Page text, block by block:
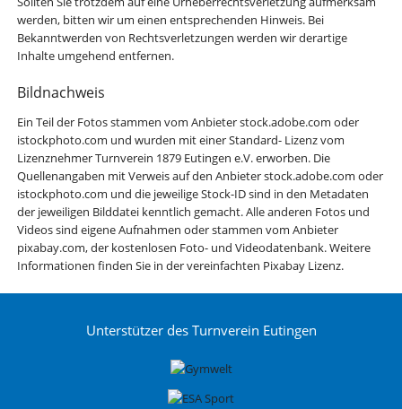
werden, bitten wir um einen entsprechenden Hinweis. Bei
Bekanntwerden von Rechtsverletzungen werden wir derartige
Inhalte umgehend entfernen.
Bildnachweis
Ein Teil der Fotos stammen vom Anbieter stock.adobe.com oder
istockphoto.com und wurden mit einer Standard- Lizenz vom
Lizenznehmer Turnverein 1879 Eutingen e.V. erworben. Die
Quellenangaben mit Verweis auf den Anbieter stock.adobe.com oder
istockphoto.com und die jeweilige Stock-ID sind in den Metadaten
der jeweiligen Bilddatei kenntlich gemacht. Alle anderen Fotos und
Videos sind eigene Aufnahmen oder stammen vom Anbieter
pixabay.com, der kostenlosen Foto- und Videodatenbank. Weitere
Informationen finden Sie in der vereinfachten Pixabay Lizenz.
Unterstützer des Turnverein Eutingen